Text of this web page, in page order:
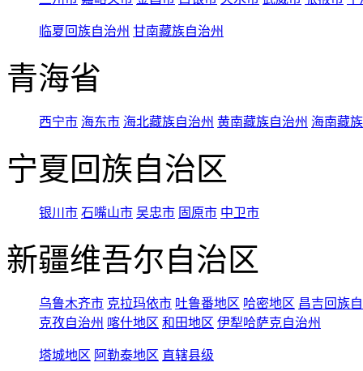
临夏回族自治州 甘南藏族自治州
青海省
西宁市 海东市 海北藏族自治州 黄南藏族自治州 海南藏
宁夏回族自治区
银川市 石嘴山市 吴忠市 固原市 中卫市
新疆维吾尔自治区
乌鲁木齐市 克拉玛依市 吐鲁番地区 哈密地区 昌吉回族
克孜自治州 喀什地区 和田地区 伊犁哈萨克自治州
塔城地区 阿勒泰地区 直辖县级